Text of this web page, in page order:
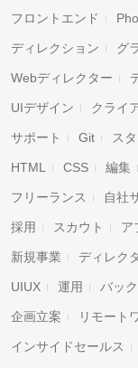
フロントエンド
ディレクション グ
Webディレクター
UIデザイン クライ
サポート Git ス
HTML CSS 編集
フリーランス 自社
採用 スカウト ア
新規事業 ディレク
UIUX 運用 バッ
企画立案 リモート
インサイドセールス